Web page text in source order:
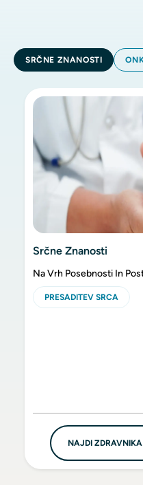
SRČNE ZNANOSTI
Srčne Znanosti
Na Vrh Posebnosti In
PRESADITEV SRCA
NAJDI ZDRAVNIKA